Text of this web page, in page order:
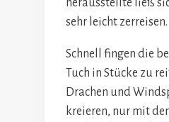
herausstellte ließ
sehr leicht zerreisen.
Schnell fingen die
Tuch in Stücke zu
Drachen und
kreieren, nur mit